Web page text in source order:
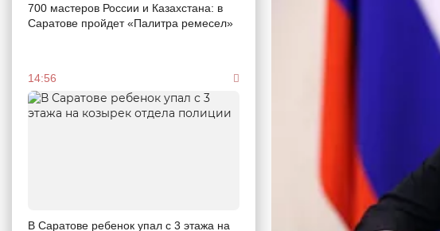
700 мастеров России и Казахстана: в
Саратове пройдет «Палитра ремесел»
14:56
В Саратове ребенок упал с 3 этажа на